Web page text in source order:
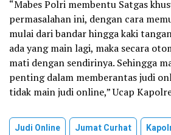
“Mabes Polri membentu Satgas
permasalahan ini, dengan cara
mulai dari bandar hingga kaki
ada yang main lagi, maka secara
mati dengan sendirinya. Sehingga
penting dalam memberantas judi
tidak main judi online,” Ucap
Judi Online Jumat Curhat